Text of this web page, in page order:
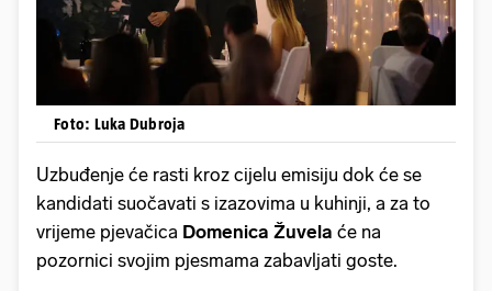
Foto: Luka Dubroja
Uzbuđenje će rasti kroz cijelu emisiju dok će se
kandidati suočavati s izazovima u kuhinji, a za to
vrijeme pjevačica Domenica Žuvela će na
pozornici svojim pjesmama zabavljati goste.